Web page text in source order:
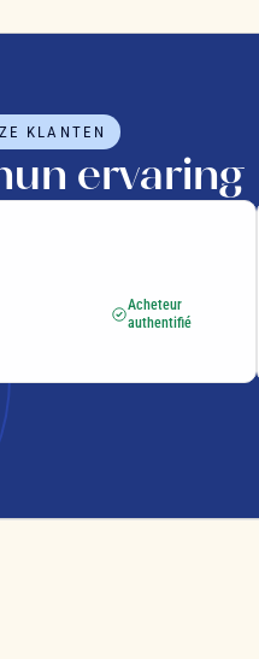
KLANTEN
ervaring
Acheteur
authentifié